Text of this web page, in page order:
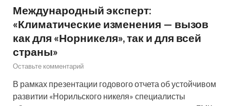
Международный эксперт:
«Климатические изменения — вызов
как для «Норникеля», так и для всей
страны»
Оставьте комментарий
В рамках презентации годового отчета об устойчивом
развитии «Норильского никеля» специалисты